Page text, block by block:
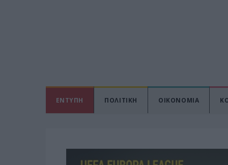
ΕΝΤΥΠΗ ΠΟΛΙΤΙΚΗ ΟΙΚΟΝΟΜΙΑ